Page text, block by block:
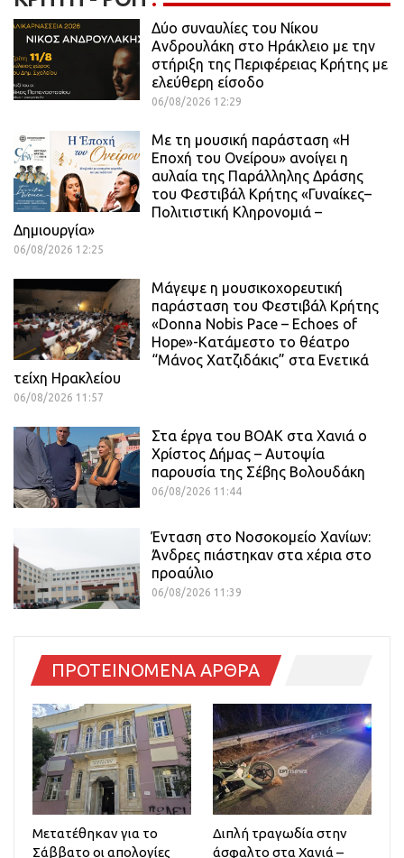
Δύο συναυλίες του Νίκου
Ανδρουλάκη στο Ηράκλειο με την
στήριξη της Περιφέρειας Κρήτης με
ελεύθερη είσοδο
06/08/2026 12:29
Με τη μουσική παράσταση «Η
Εποχή του Ονείρου» ανοίγει η
αυλαία της Παράλληλης Δράσης
του Φεστιβάλ Κρήτης «Γυναίκες–
Πολιτιστική Κληρονομιά –
Δημιουργία»
06/08/2026 12:25
Μάγεψε η μουσικοχορευτική
παράσταση του Φεστιβάλ Κρήτης
«Donna Nobis Pace – Echoes of
Hope»-Κατάμεστο το θέατρο
“Μάνος Χατζιδάκις” στα Ενετικά
τείχη Ηρακλείου
06/08/2026 11:57
Στα έργα του ΒΟΑΚ στα Χανιά ο
Χρίστος Δήμας – Αυτοψία
παρουσία της Σέβης Βολουδάκη
06/08/2026 11:44
Ένταση στο Νοσοκομείο Χανίων:
Άνδρες πιάστηκαν στα χέρια στο
προαύλιο
06/08/2026 11:39
ΠΡΟΤΕΙΝΟΜΕΝΑ ΑΡΘΡΑ
Μετατέθηκαν για το
Σάββατο οι απολογίες
Διπλή τραγωδία στην
άσφαλτο στα Χανιά –